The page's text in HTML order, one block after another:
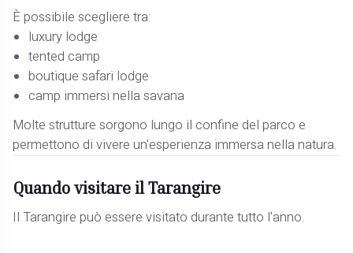
È possibile scegliere tra:
luxury lodge
tented camp
boutique safari lodge
camp immersi nella savana
Molte strutture sorgono lungo il confine del parco e
permettono di vivere un'esperienza immersa nella natura.
Quando visitare il Tarangire
Il Tarangire può essere visitato durante tutto l'anno.